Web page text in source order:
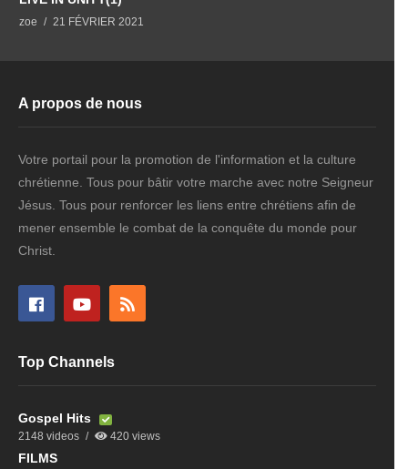
zoe 21 FÉVRIER 2021
A propos de nous
Votre portail pour la promotion de l'information et la culture
chrétienne. Tous pour bâtir votre marche avec notre Seigneur
Jésus. Tous pour renforcer les liens entre chrétiens afin de
mener ensemble le combat de la conquête du monde pour
Christ.
Top Channels
Gospel Hits
2148 videos 420 views
FILMS